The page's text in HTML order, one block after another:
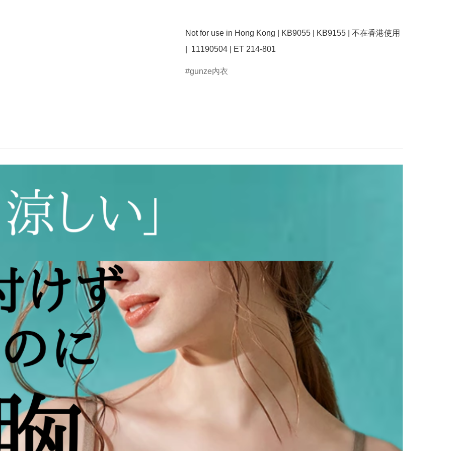
Not for use in Hong Kong | KB9055 | KB9155 | 不在香港使用
|  11190504 | ET 214-801
gunze內衣